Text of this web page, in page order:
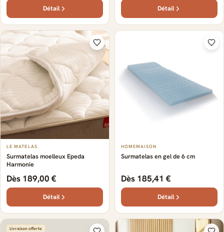
Détail Détail
LE MATELAS
Surmatelas moelleux Epeda
Harmonie
Dès 189,00 €
Détail
HOMEMAISON
Surmatelas en gel de 6 cm
Dès 185,41 €
Détail
Livraison offerte